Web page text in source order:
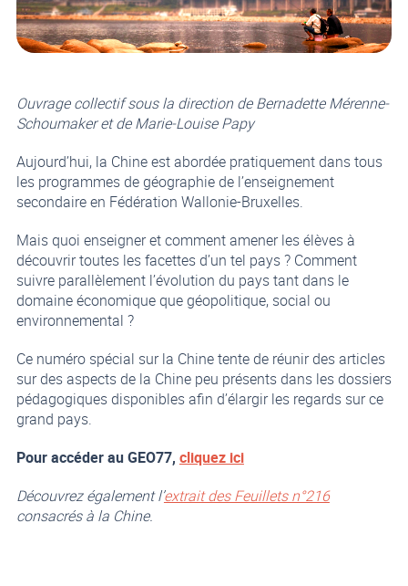
Ouvrage collectif sous la direction de Bernadette Mérenne-
Schoumaker et de Marie-Louise Papy
Aujourd’hui, la Chine est abordée pratiquement dans tous
les programmes de géographie de l’enseignement
secondaire en Fédération Wallonie-Bruxelles.
Mais quoi enseigner et comment amener les élèves à
découvrir toutes les facettes d’un tel pays ? Comment
suivre parallèlement l’évolution du pays tant dans le
domaine économique que géopolitique, social ou
environnemental ?
Ce numéro spécial sur la Chine tente de réunir des articles
sur des aspects de la Chine peu présents dans les dossiers
pédagogiques disponibles afin d’élargir les regards sur ce
grand pays.
Pour accéder au GEO77, cliquez ici
Découvrez également l’extrait des Feuillets n°216
consacrés à la Chine.